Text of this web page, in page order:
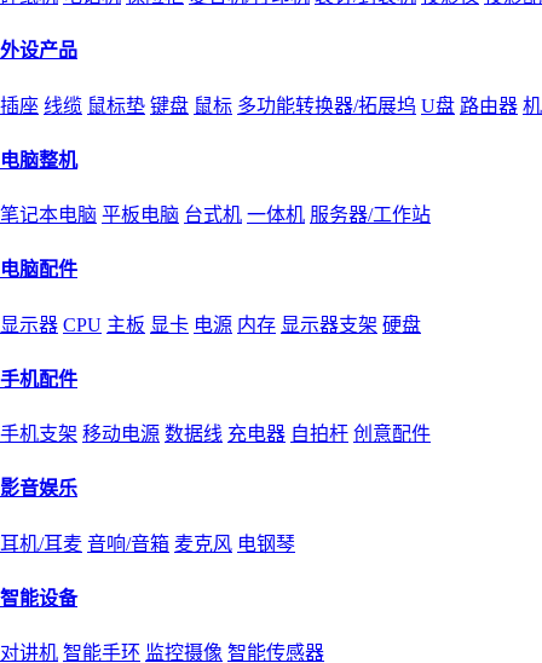
外设产品
插座 线缆 鼠标垫 键盘 鼠标 多功能转换器/拓展坞 U盘 路由器
电脑整机
笔记本电脑 平板电脑 台式机 一体机 服务器/工作站
电脑配件
显示器 CPU 主板 显卡 电源 内存 显示器支架 硬盘
手机配件
手机支架 移动电源 数据线 充电器 自拍杆 创意配件
影音娱乐
耳机/耳麦 音响/音箱 麦克风 电钢琴
智能设备
对讲机 智能手环 监控摄像 智能传感器